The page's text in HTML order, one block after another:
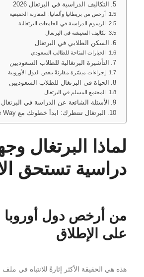
التكاليف الدراسية في البرتغال 2026
أرخص من بريطانيا وألمانيا: المقارنة الحقيقية
الرسوم الدراسية في الجامعات البرتغالية
تكاليف المعيشة في البرتغال
السكن الطلابي في البرتغال
الخيارات المتاحة للطالب السعودي
التأشيرة البرتغالية للطلاب السعوديين
إجراءات ميسّرة مقارنةً ببعض الدول الأوروبية
الحياة في البرتغال للطلاب السعوديين
المجتمع المسلم في البرتغال
الأسئلة الشائعة عن الدراسة في
البرتغال تنتظرك: ابدأ خطوتك مع Future Way
لماذا البرتغال
دراسية تستحق
من أرخص دول أوروبا
على الإطلاق
هذه هي الحقيقة الأكثر إثارةً للانتباه في ملف